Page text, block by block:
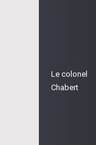
Le colonel
Chabert